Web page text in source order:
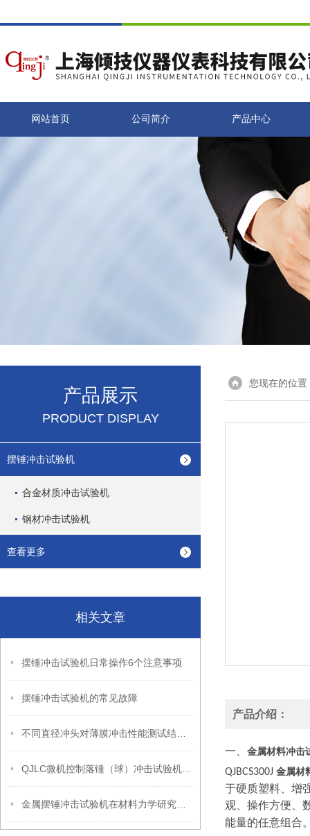
网站首页 公司简介 产品中心
产品展示
PRODUCT DISPLAY
摆锤冲击试验机
合金材质冲击试验机
钢材冲击试验机
查看更多
相关文章
摆锤冲击试验机日常操作6个注意事项
摆锤冲击试验机的常见故障
您现在的位置
产品介绍：
一、 金属材料冲击
QJBCS300J 金属材
于硬质塑料、增
观、操作方便、
能量的任意组合